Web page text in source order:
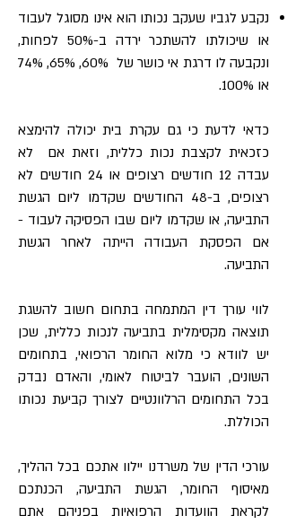
נקבע לגביו שעקב נכותו הוא אינו מסוגל לעבוד
או שיכולתו להשתכר ירדה ב-50% לפחות,
ונקבעה לו דרגת אי כושר של 60%, 65%, 74%
או 100%.
כדאי לדעת כי גם עקרת בית יכולה להימצא
כזכאית לקצבת נכות כללית, וזאת אם לא
עבדה 12 חודשים רצופים או 24 חודשים לא
רצופים, ב-48 החודשים שקדמו ליום הגשת
התביעה, או שקדמו ליום שבו הפסיקה לעבוד -
אם הפסקת העבודה הייתה לאחר הגשת
התביעה.
לווי עורך דין המתמחה בתחום חשוב להשגת
תוצאה מקסימלית בתביעה לנכות כללית, שכן
יש לוודא כי מלוא החומר הרפואי, בתחומים
השונים, הועבר לביטוח לאומי, והאדם נבדק
בכל התחומים הרלוונטיים לצורך קביעת נכותו
הכוללת.
עורכי הדין של משרדנו יילוו אתכם בכל ההליך,
מאיסוף החומר, הגשת התביעה, הכנתכם
לקראת הוועדות הרפואיות בפניהם אתם